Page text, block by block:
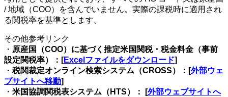
/ 地域（COO）を含んでいません。実際の課税時に適用され
る関税率を基準とします。
その他参考リンク
・ 原産国（COO）に基づく推定米国関税・税金料金（事前
設定関税率）：[Excelファイルをダウンロード]
・ 税関裁定オンライン検索システム（CROSS）：[外部ウェ
ブサイトへ移動]
・ 米国協調関税表システム（HTS）： [外部ウェブサイトへ